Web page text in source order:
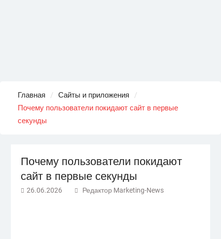
Главная
Сайты и приложения
Почему пользователи покидают сайт в первые
секунды
Почему пользователи покидают
сайт в первые секунды
26.06.2026 Редактор Marketing-News